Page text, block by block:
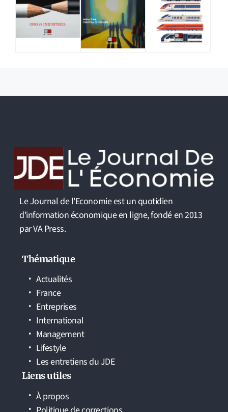
Le Journal de l'Economie est un quotidien
d'information économique en ligne, fondé en 2013
par VA Press.
Thématique
Actualités
France
Entreprises
International
Management
Lifestyle
Les entretiens du JDE
Liens utiles
À propos